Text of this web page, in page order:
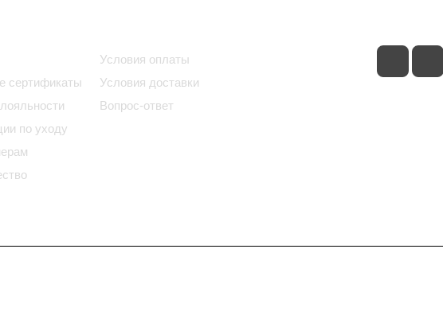
сертификаты
по уходу
Условия оплаты
Условия доставки
Вопрос-ответ